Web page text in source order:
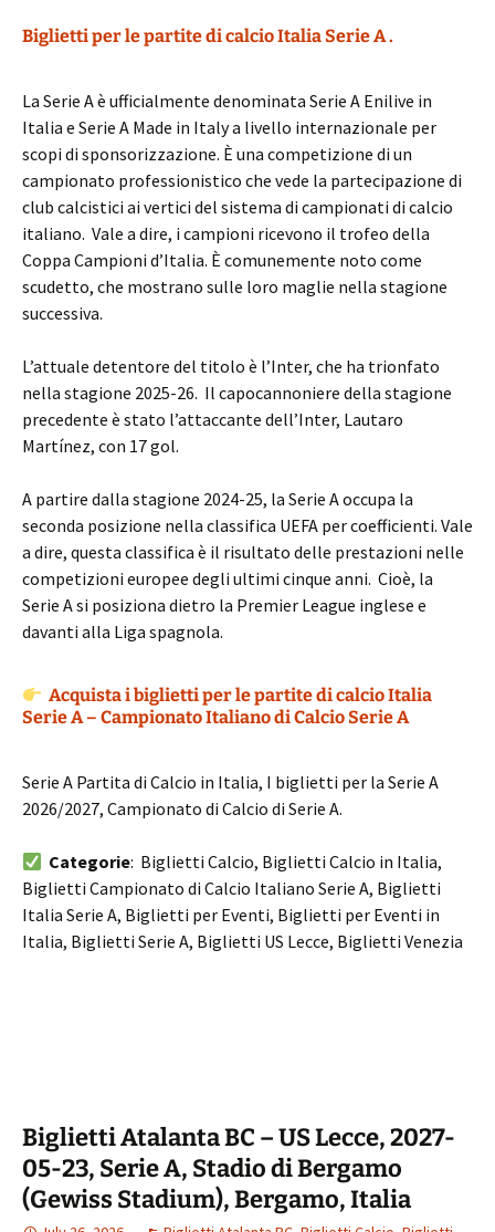
Biglietti per le partite di calcio Italia Serie A .
La Serie A è ufficialmente denominata Serie A Enilive in
Italia e Serie A Made in Italy a livello internazionale per
scopi di sponsorizzazione. È una competizione di un
campionato professionistico che vede la partecipazione di
club calcistici ai vertici del sistema di campionati di calcio
italiano. Vale a dire, i campioni ricevono il trofeo della
Coppa Campioni d’Italia. È comunemente noto come
scudetto, che mostrano sulle loro maglie nella stagione
successiva.
L’attuale detentore del titolo è l’Inter, che ha trionfato
nella stagione 2025-26. Il capocannoniere della stagione
precedente è stato l’attaccante dell’Inter, Lautaro
Martínez, con 17 gol.
A partire dalla stagione 2024-25, la Serie A occupa la
seconda posizione nella classifica UEFA per coefficienti. Vale
a dire, questa classifica è il risultato delle prestazioni nelle
competizioni europee degli ultimi cinque anni. Cioè, la
Serie A si posiziona dietro la Premier League inglese e
davanti alla Liga spagnola.
Acquista i biglietti per le partite di calcio Italia
Serie A – Campionato Italiano di Calcio Serie A
Serie A Partita di Calcio in Italia, I biglietti per la Serie A
2026/2027, Campionato di Calcio di Serie A.
Categorie: Biglietti Calcio, Biglietti Calcio in Italia,
Biglietti Campionato di Calcio Italiano Serie A, Biglietti
Italia Serie A, Biglietti per Eventi, Biglietti per Eventi in
Italia, Biglietti Serie A, Biglietti US Lecce, Biglietti Venezia
Biglietti Atalanta BC – US Lecce, 2027-
05-23, Serie A, Stadio di Bergamo
(Gewiss Stadium), Bergamo, Italia